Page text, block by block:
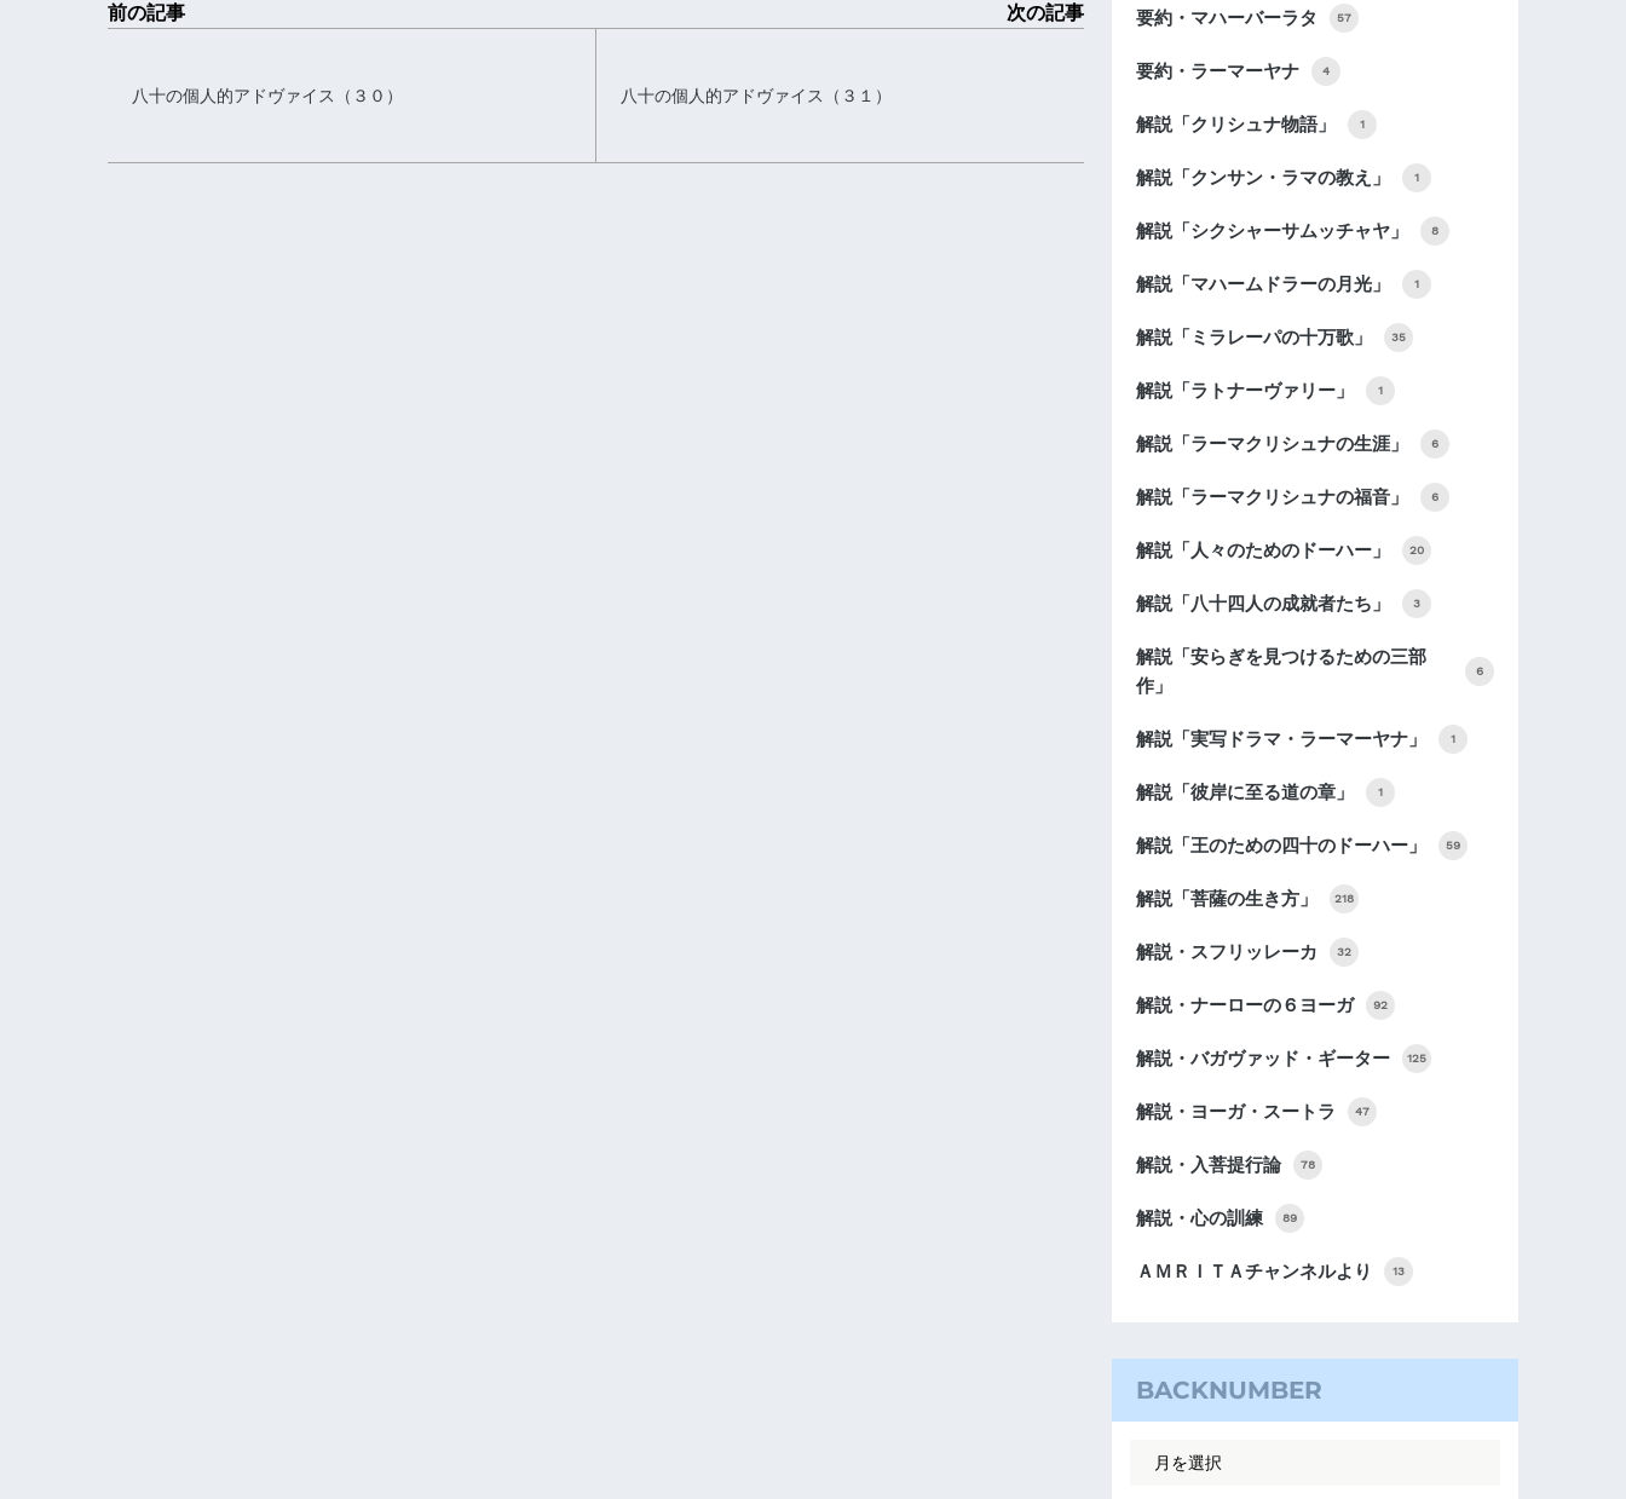
前の記事
八十の個人的アドヴァイス（３０）
次の記事
八十の個人的アドヴァイス（３１）
要約・マハーバーラタ 57
要約・ラーマーヤナ 4
解説「クリシュナ物語」 1
解説「クンサン・ラマの教え」 1
解説「シクシャーサムッチャヤ」 8
解説「マハームドラーの月光」 1
解説「ミラレーパの十万歌」 35
解説「ラトナーヴァリー」 1
解説「ラーマクリシュナの生涯」 6
解説「ラーマクリシュナの福音」 6
解説「人々のためのドーハー」 20
解説「八十四人の成就者たち」 3
解説「安らぎを見つけるための三部
作」
6
解説「実写ドラマ・ラーマーヤナ」 1
解説「彼岸に至る道の章」 1
解説「王のための四十のドーハー」 59
解説「菩薩の生き方」 218
解説・スフリッレーカ 32
解説・ナーローの６ヨーガ 92
解説・バガヴァッド・ギーター 125
解説・ヨーガ・スートラ 47
解説・入菩提行論 78
解説・心の訓練 89
ＡＭＲＩＴＡチャンネルより 13
BACKNUMBER